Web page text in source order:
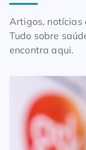
Artigos, notícias
Tudo sobre
encontra aqui.